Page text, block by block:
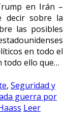
en Irán –
decir sobre la
las posibles
en todo el
todo ello que…
, Seguridad y
guerra por
Leer